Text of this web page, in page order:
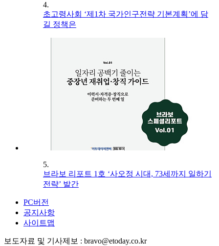
4.
초고령사회 ‘제1차 국가인구전략 기본계획’에 담
길 정책은
5.
브라보 리포트 1호 ‘사오정 시대, 73세까지 일하기
전략’ 발간
PC버전
공지사항
사이트맵
보도자료 및 기사제보 : bravo@etoday.co.kr